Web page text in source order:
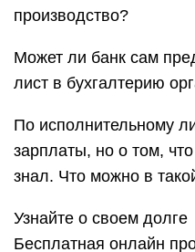
производство?
Может ли банк сам
лист в бухгалтерию
По исполнительному
зарплаты, но о том,
знал. Что можно в
Узнайте о своем долге
Бесплатная онлайн